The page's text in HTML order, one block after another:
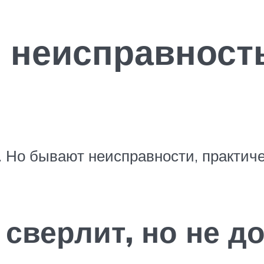
бывают неисправности,
но не